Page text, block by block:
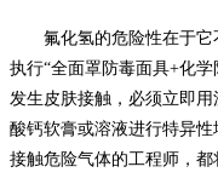
氟化氢的危险性在于
执行“全面罩防毒面具+化
发生皮肤接触，必须立即
酸钙软膏或溶液进行特异
接触危险气体的工程师，都